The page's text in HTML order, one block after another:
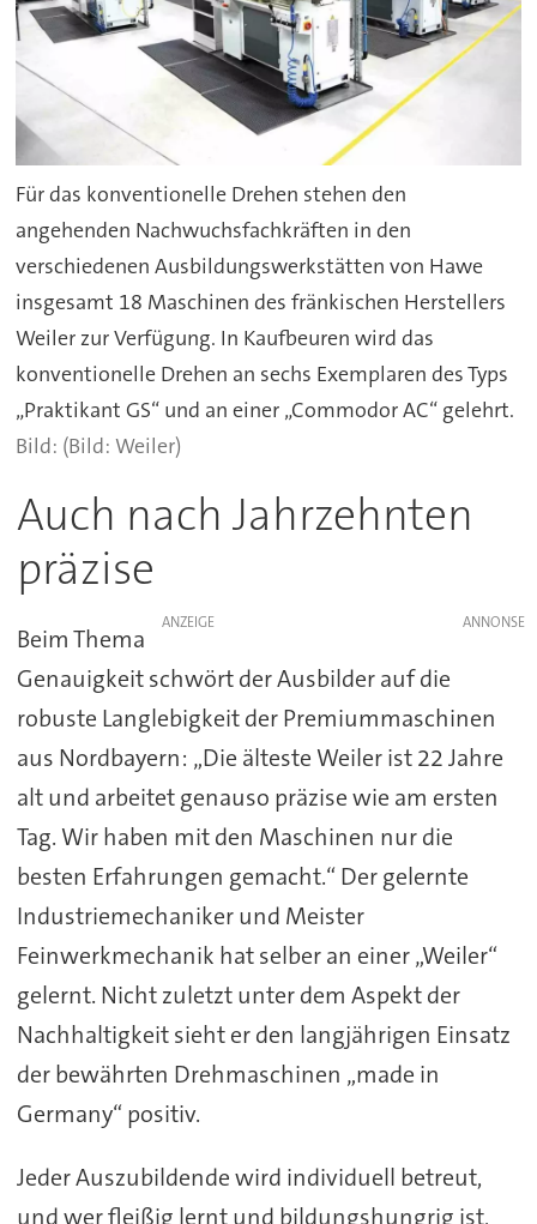
Für das konventionelle Drehen stehen den
angehenden Nachwuchsfachkräften in den
verschiedenen Ausbildungswerkstätten von Hawe
insgesamt 18 Maschinen des fränkischen Herstellers
Weiler zur Verfügung. In Kaufbeuren wird das
konventionelle Drehen an sechs Exemplaren des Typs
„Praktikant GS“ und an einer „Commodor AC“ gelehrt.
(Bild: Weiler)
Auch nach Jahrzehnten
präzise
ANZEIGE
Beim Thema
Genauigkeit schwört der Ausbilder auf die
robuste Langlebigkeit der Premiummaschinen
aus Nordbayern: „Die älteste Weiler ist 22 Jahre
alt und arbeitet genauso präzise wie am ersten
Tag. Wir haben mit den Maschinen nur die
besten Erfahrungen gemacht.“ Der gelernte
Industriemechaniker und Meister
Feinwerkmechanik hat selber an einer „Weiler“
gelernt. Nicht zuletzt unter dem Aspekt der
Nachhaltigkeit sieht er den langjährigen Einsatz
der bewährten Drehmaschinen „made in
Germany“ positiv.
Jeder Auszubildende wird individuell betreut,
und wer fleißig lernt und bildungshungrig ist,